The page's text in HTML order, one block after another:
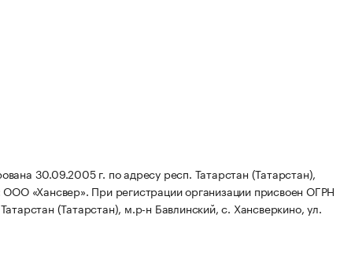
30.09.2005 г. по адресу респ. Татарстан (Татарстан),
ООО «Хансвер». При регистрации организации присвоен ОГРН
(Татарстан), м.р-н Бавлинский, с. Хансверкино, ул.